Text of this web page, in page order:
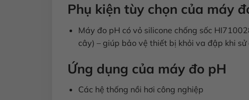
Phụ kiện tùy chọn của máy
Máy đo pH có vỏ silicone chống sốc
cây) – giúp bảo vệ thiết bị khỏi va đập khi
Ứng dụng của máy đo pH
Các hệ thống nồi hơi công nghiệp